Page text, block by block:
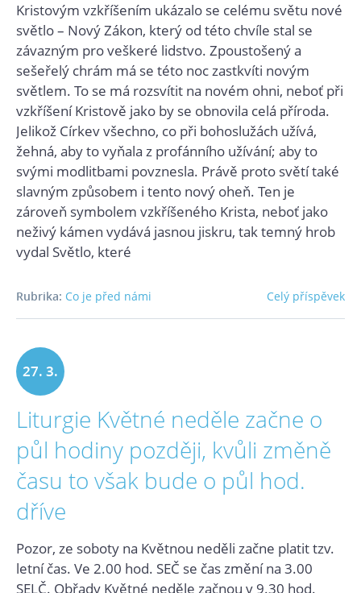
Kristovým vzkříšením ukázalo se celému světu nové
světlo – Nový Zákon, který od této chvíle stal se
závazným pro veškeré lidstvo. Zpoustošený a
sešeřelý chrám má se této noc zastkvíti novým
světlem. To se má rozsvítit na novém ohni, neboť při
vzkříšení Kristově jako by se obnovila celá příroda.
Jelikož Církev všechno, co při bohoslužách užívá,
žehná, aby to vyňala z profánního užívání; aby to
svými modlitbami povznesla. Právě proto světí také
slavným způsobem i tento nový oheň. Ten je
zároveň symbolem vzkříšeného Krista, neboť jako
neživý kámen vydává jasnou jiskru, tak temný hrob
vydal Světlo, které
Celý příspěvek
Rubrika: Co je před námi
27. 3.
2021
Liturgie Květné neděle začne o
půl hodiny později, kvůli změně
času to však bude o půl hod.
dříve
Pozor, ze soboty na Květnou neděli začne platit tzv.
letní čas. Ve 2.00 hod. SEČ se čas změní na 3.00
SELČ. Obřady Květné neděle začnou v 9.30 hod.